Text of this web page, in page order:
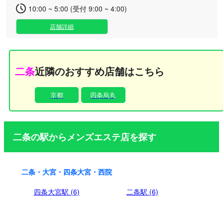
10:00 ~ 5:00 (受付 9:00 ~ 4:00)
店舗詳細
二条近隣のおすすめ店舗はこちら
京都 四条烏丸
二条の駅からメンズエステ店を探す
二条・大宮・四条大宮・西院
四条大宮駅 (6)
二条駅 (6)